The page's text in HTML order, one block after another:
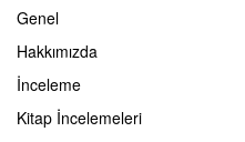
Genel
Hakkımızda
İnceleme
Kitap İncelemeleri